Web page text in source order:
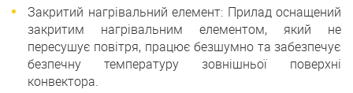
Закритий нагрівальний елемент: Прилад оснащений
закритим нагрівальним елементом, який не
пересушує повітря, працює безшумно та забезпечує
безпечну температуру зовнішньої поверхні
конвектора.